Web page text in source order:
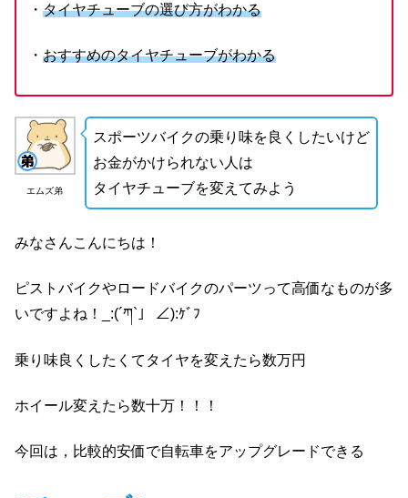
・ タイヤチューブの選び方がわかる
・ おすすめのタイヤチューブがわかる
エムズ弟
スポーツバイクの乗り味を良くしたいけど
お金がかけられない人は
タイヤチューブを変えてみよう
みなさんこんにちは！
ピストバイクやロードバイクのパーツって高価なものが多
いですよね！_:(´ཀ`」 ∠):ｹﾞﾌ
乗り味良くしたくてタイヤを変えたら数万円
ホイール変えたら数十万！！！
今回は，比較的安価で自転車をアップグレードできる